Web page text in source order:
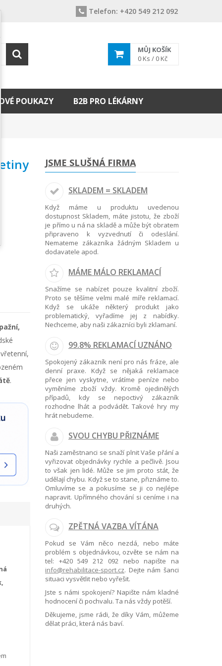
Telefon: +420 549 212 092
MŮJ KOŠÍK
0 Ks / 0 Kč
POUKAZY B2B PRO LÉKÁRNY
.
JSME SLUŠNÁ FIRMA
SKLADEM = SKLADEM
Když máme u produktu uvedenou
dostupnost Skladem, máte jistotu, že zboží
je přímo u ná na skladě a může být obratem
připraveno k vyzvednutí či odeslání.
Nemateme zákazníka žádným Skladem u
dodavatele apod.
MÁME MÁLO REKLAMACÍ
Snažíme se nabízet pouze kvalitní zboží.
Proto se těšíme velmi malé míře reklamací.
Když se ukáže některý produkt jako
problematický, vyřadíme jej z nabídky.
Nechceme, aby naši zákazníci byli zklamaní.
99.8% REKLAMACÍ UZNÁNO
Spokojený zákazník není pro nás fráze, ale
denní praxe. Když se nějaká reklamace
přece jen vyskytne, vrátíme peníze nebo
vyměníme zboží vždy. Kromě ojedinělých
případů, kdy se nepoctivý zákazník
rozhodne lhát a podvádět. Takové hry my
hrát nebudeme.
SVOU CHYBU PŘIZNÁME
Naši zaměstnanci se snaží plnit Vaše přání a
vyřizovat objednávky rychle a pečlivě. Jsou
to však jen lidé. Může se jim proto stát, že
udělají chybu. Když se to stane, přiznáme to.
Omluvíme se a pokusíme se ji co nejlépe
napravit. Upřímného chování si ceníme i na
druhých.
ZPĚTNÁ VAZBA VÍTÁNA
Pokud se Vám něco nezdá, nebo máte
problém s objednávkou, ozvěte se nám na
tel: +420 549 212 092nebo napište na
info@rehabilitace-sport.cz. Dejte nám šanci
situaci vysvětlit nebo vyřešit.
Jste s námi spokojení? Napište nám kladné
hodnocení či pochvalu. Ta nás vždy potěší.
Děkujeme, jsme rádi, že díky Vám, můžeme
dělat práci, která nás baví.